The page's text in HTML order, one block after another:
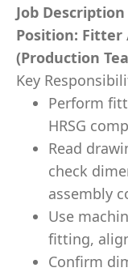
Job Description
Position: Fitter
(Production
Key
Perform
HRSG
Read
check
assembly
Use
fitting,
Confirm